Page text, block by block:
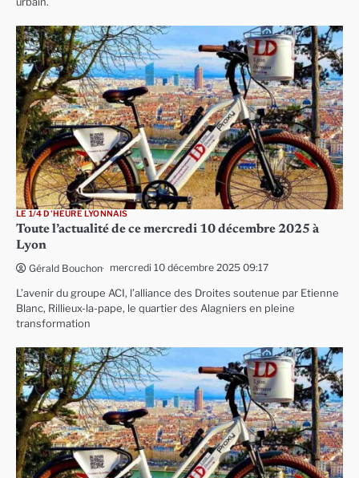
LE 1/4 D'HEURE LYONNAIS
Toute l’actualité de ce mercredi 10 décembre 2025 à
Lyon
Gérald Bouchon mercredi 10 décembre 2025 09:17
L’avenir du groupe ACI, l’alliance des Droites soutenue par Etienne
Blanc, Rillieux-la-pape, le quartier des Alagniers en pleine
transformation